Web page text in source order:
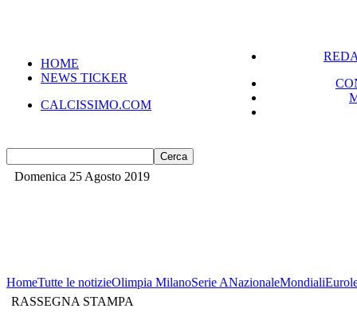
HOME
NEWS TICKER
CALCISSIMO.COM
Domenica 25 Agosto 2019
HomeTutte le notizieOlimpia MilanoSerie ANazionaleMondiali
RASSEGNA STAMPA